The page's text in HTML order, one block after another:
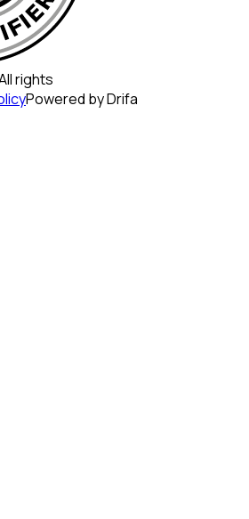
rights
Powered by Drifa